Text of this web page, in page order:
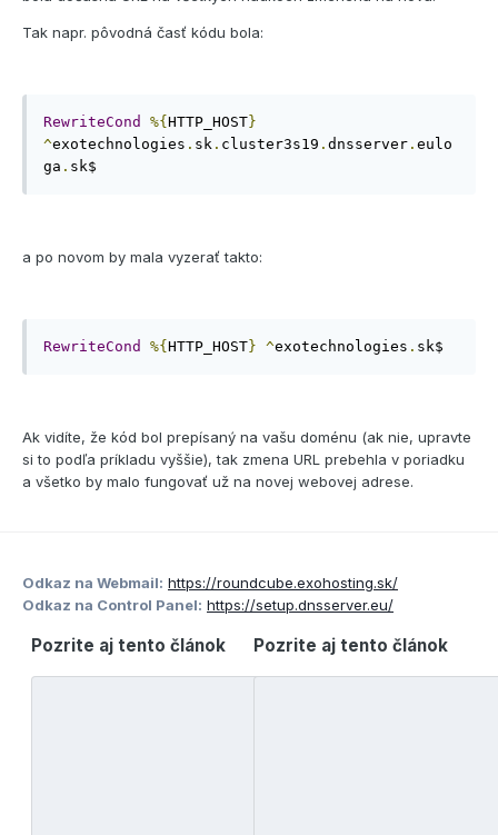
Tak napr. pôvodná časť kódu bola:
RewriteCond %{HTTP_HOST}
^exotechnologies . sk . cluster3s19 . dnsserver . eulo
ga . sk$
a po novom by mala vyzerať takto:
RewriteCond %{HTTP_HOST} ^exotechnologies . sk$
Ak vidíte, že kód bol prepísaný na vašu doménu (ak nie, upravte
si to podľa príkladu vyššie), tak zmena URL prebehla v poriadku
a všetko by malo fungovať už na novej webovej adrese.
Odkaz na Webmail: https://roundcube.exohosting.sk/
Odkaz na Control Panel: https://setup.dnsserver.eu/
Pozrite aj tento článok Pozrite aj tento článok